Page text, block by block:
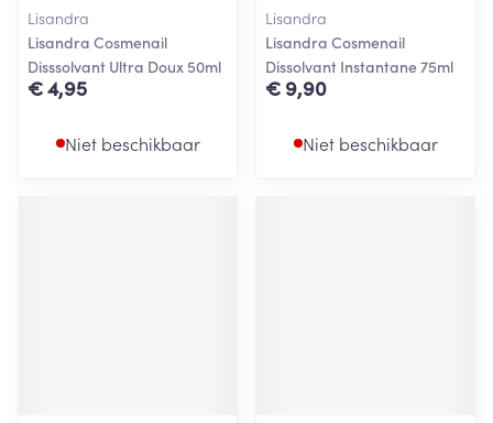
Lisandra
Lisandra Cosmenail
Disssolvant Ultra Doux 50ml
€ 4,95
Niet beschikbaar
Lisandra
Lisandra Cosmenail
Dissolvant Instantane 75ml
€ 9,90
Niet beschikbaar